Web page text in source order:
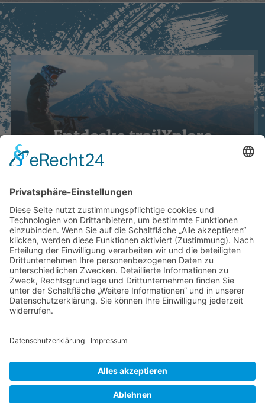
Entdecke trailXplore
Navigation
Newsletter
* Alle Preise inkl. gesetzl. Mehrwertsteuer zzgl.